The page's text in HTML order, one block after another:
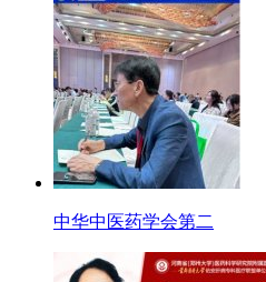
中华中医药学会第二